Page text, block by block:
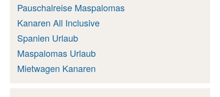
Pauschalreise Maspalomas
Kanaren All Inclusive
Spanien Urlaub
Maspalomas Urlaub
Mietwagen Kanaren